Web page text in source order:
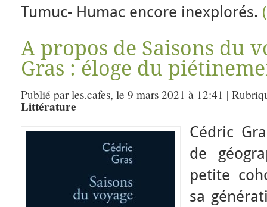
Tumuc- Humac encore inexplorés.
A propos de Saisons du
Gras : éloge du
Publié par les.cafes, le 9 mars 2021 à 12:41 |
Littérature
Cédric
de
petite
sa